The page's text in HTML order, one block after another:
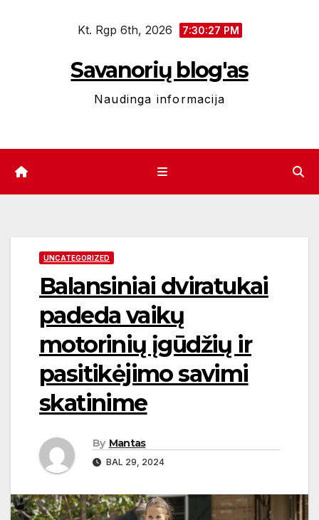
Kt. Rgp 6th, 2026 7:30:28 PM
Savanorių blog'as
Naudinga informacija
UNCATEGORIZED
Balansiniai dviratukai
padeda vaikų
motorinių įgūdžių ir
pasitikėjimo savimi
skatinime
By Mantas
BAL 29, 2024